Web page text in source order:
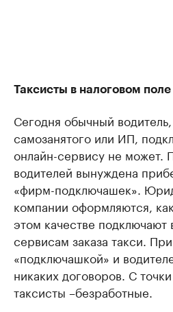
Таксисты в налоговом поле
Сегодня обычный
самозанятого или ИП,
онлайн-сервису не может.
водителей вынуждена
«фирм-подключашек».
компании оформляются,
этом качестве подключают
сервисам заказа такси.
«подключашкой» и
никаких договоров. С
таксисты –безработные.